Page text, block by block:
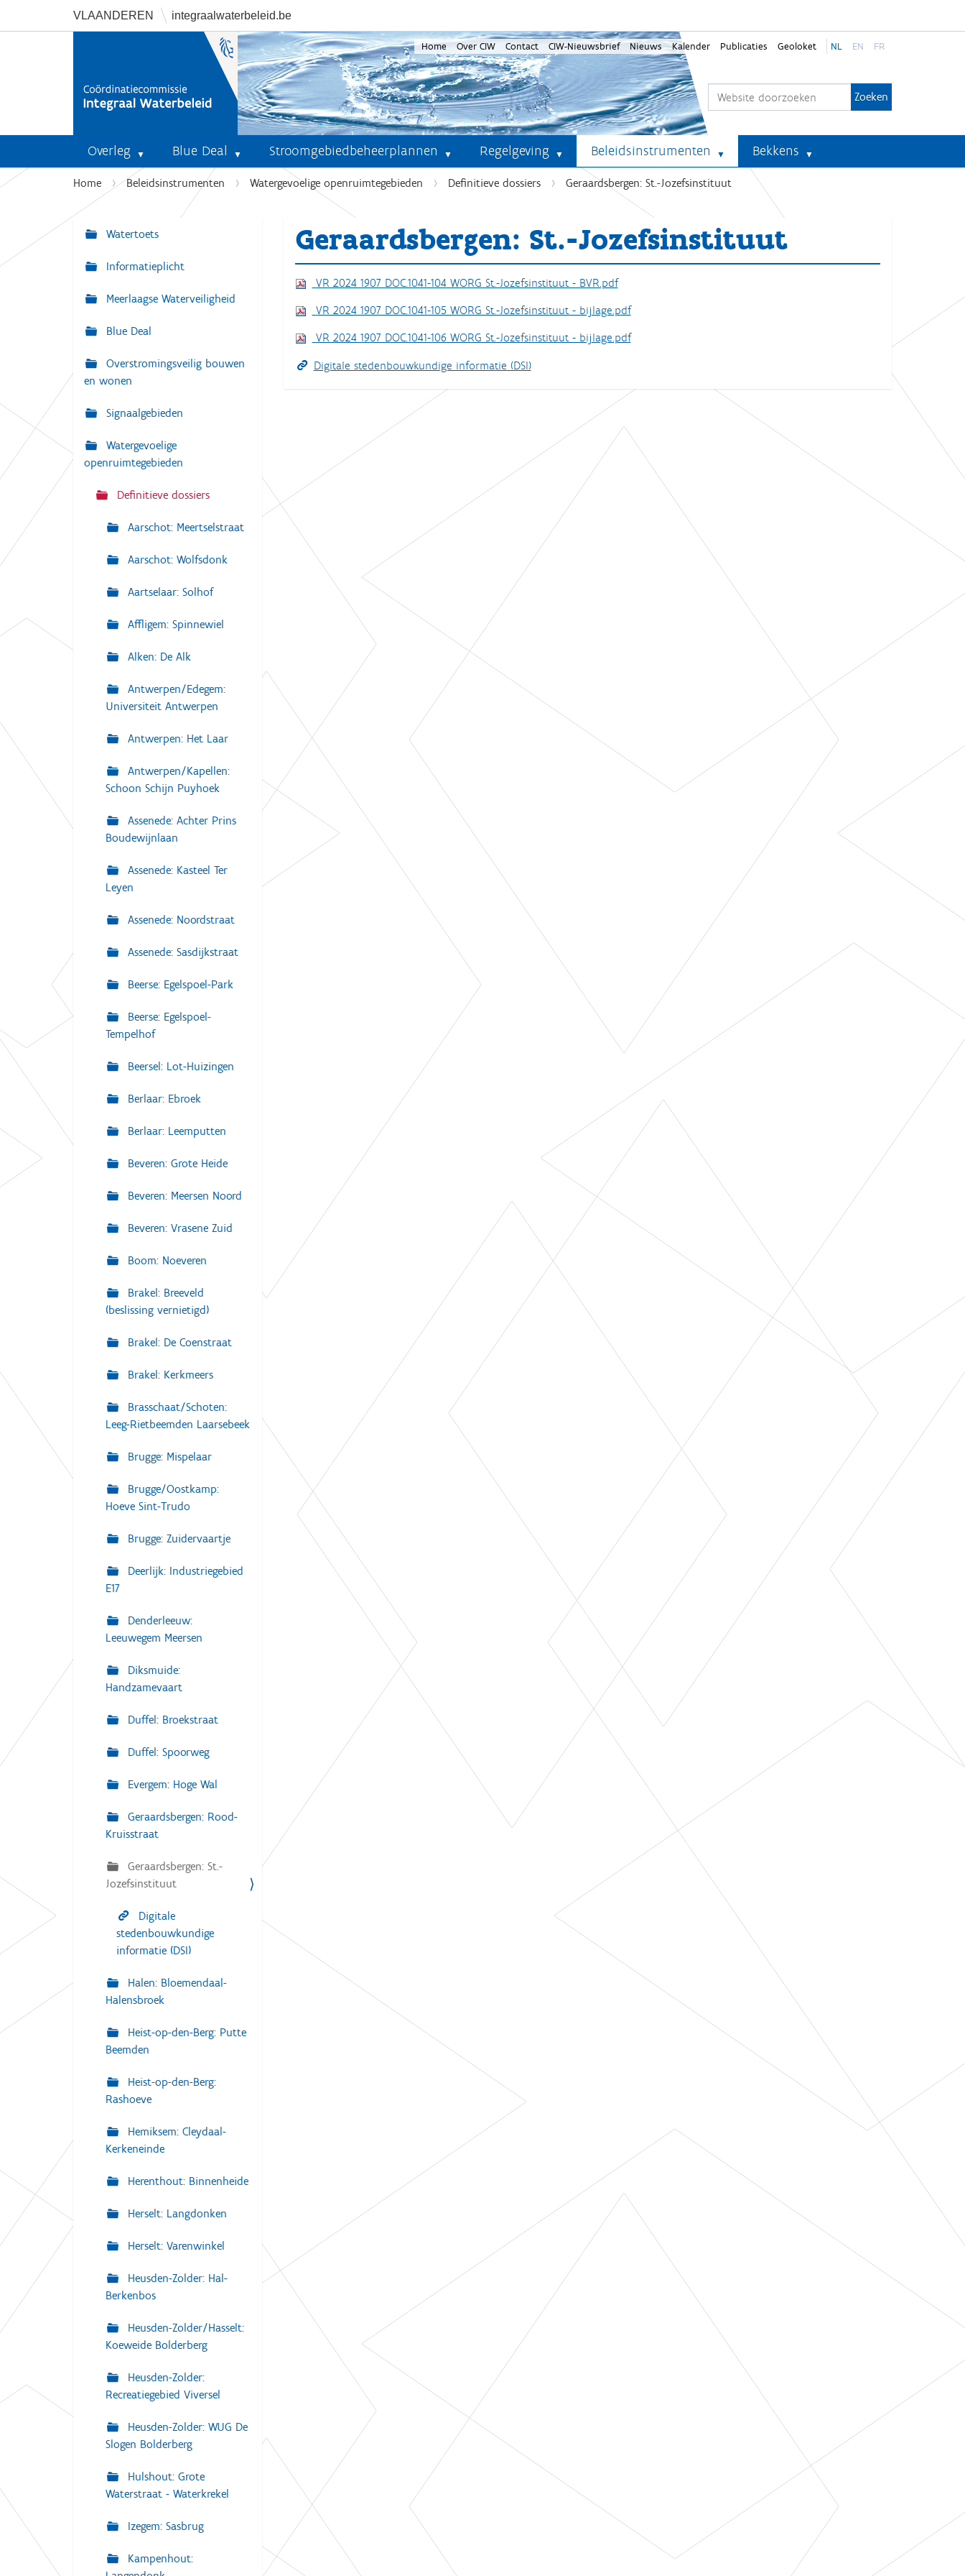
VLAANDEREN integraalwaterbeleid.be
Home Over CIW Contact CIW-Nieuwsbrief Nieuws Kalender Publicaties Geoloket NL EN FR
Overleg Blue Deal Stroomgebiedbeheerplannen Regelgeving Beleidsinstrumenten Bekkens
U
e
Home Beleidsinstrumenten Watergevoelige openruimtegebieden Definitieve dossiers Geraardsbergen: St.-Jozefsinstituut
Geraardsbergen: St.-Jozefsinstituut
VR 2024 1907 DOC.1041-104 WORG St.-Jozefsinstituut - BVR.pdf
VR 2024 1907 DOC.1041-105 WORG St.-Jozefsinstituut - bijlage.pdf
VR 2024 1907 DOC.1041-106 WORG St.-Jozefsinstituut - bijlage.pdf
Digitale stedenbouwkundige informatie (DSI)
N
a
i
g
t
i
e
Watertoets
Informatieplicht
Meerlaagse Waterveiligheid
Blue Deal
Overstromingsveilig bouwen
en wonen
Signaalgebieden
Watergevoelige
openruimtegebieden
Definitieve dossiers
Aarschot: Meertselstraat
Aarschot: Wolfsdonk
Aartselaar: Solhof
Affligem: Spinnewiel
Alken: De Alk
Antwerpen/Edegem:
Universiteit Antwerpen
Antwerpen: Het Laar
Antwerpen/Kapellen:
Schoon Schijn Puyhoek
Assenede: Achter Prins
Boudewijnlaan
Assenede: Kasteel Ter
Leyen
Assenede: Noordstraat
Assenede: Sasdijkstraat
Beerse: Egelspoel-Park
Beerse: Egelspoel-
Tempelhof
Beersel: Lot-Huizingen
Berlaar: Ebroek
Berlaar: Leemputten
Beveren: Grote Heide
Beveren: Meersen Noord
Beveren: Vrasene Zuid
Boom: Noeveren
Brakel: Breeveld
(beslissing vernietigd)
Brakel: De Coenstraat
Brakel: Kerkmeers
Brasschaat/Schoten:
Leeg-Rietbeemden Laarsebeek
Brugge: Mispelaar
Brugge/Oostkamp:
Hoeve Sint-Trudo
Brugge: Zuidervaartje
Deerlijk: Industriegebied
E17
Denderleeuw:
Leeuwegem Meersen
Diksmuide:
Handzamevaart
Duffel: Broekstraat
Duffel: Spoorweg
Evergem: Hoge Wal
Geraardsbergen: Rood-
Kruisstraat
Geraardsbergen: St.-
Jozefsinstituut
Digitale
stedenbouwkundige
informatie (DSI)
Halen: Bloemendaal-
Halensbroek
Heist-op-den-Berg: Putte
Beemden
Heist-op-den-Berg:
Rashoeve
Hemiksem: Cleydaal-
Kerkeneinde
Herenthout: Binnenheide
Herselt: Langdonken
Herselt: Varenwinkel
Heusden-Zolder: Hal-
Berkenbos
Heusden-Zolder/Hasselt:
Koeweide Bolderberg
Heusden-Zolder:
Recreatiegebied Viversel
Heusden-Zolder: WUG De
Slogen Bolderberg
Hulshout: Grote
Waterstraat - Waterkrekel
Izegem: Sasbrug
Kampenhout: